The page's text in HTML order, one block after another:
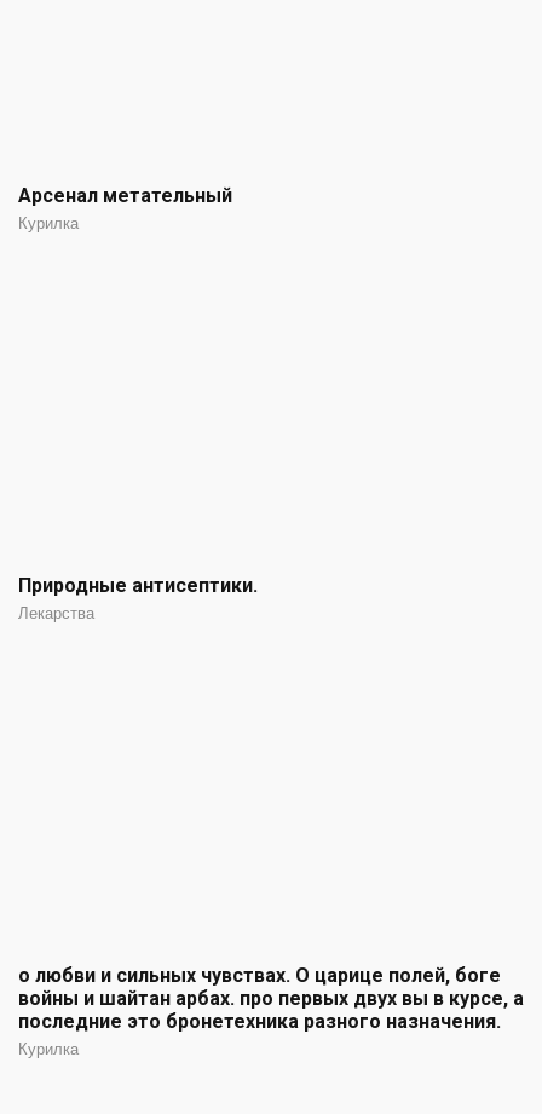
Арсенал метательный
Курилка
Природные антисептики.
Лекарства
о любви и сильных чувствах. О царице полей, боге
войны и шайтан арбах. про первых двух вы в курсе, а
последние это бронетехника разного назначения.
Курилка